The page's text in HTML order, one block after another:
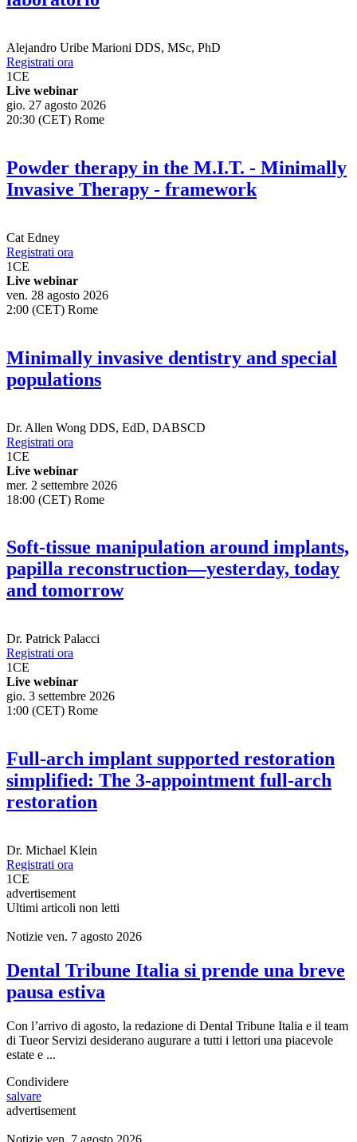
laboratorio
Alejandro Uribe Marioni
Registrati ora
1CE
Live webinar
gio. 27 agosto 2026
Powder therapy in the M.I.T. - Minimally
Invasive Therapy - framework
Cat Edney
Registrati ora
1CE
Live webinar
ven. 28 agosto 2026
Minimally invasive dentistry and special
populations
Dr.Allen Wong
Registrati ora
1CE
Live webinar
mer. 2 settembre 2026
Soft-tissue manipulation around implants,
papilla reconstruction—yesterday, today
and tomorrow
Dr.Patrick Palacci
Registrati ora
1CE
Live webinar
gio. 3 settembre 2026
Full-arch implant supported restoration
simplified: The 3-appointment full-arch
restoration
Dr.Michael Klein
Registrati ora
1CE
advertisement
Dental Tribune Italia si prende una breve
pausa estiva
Con l’arrivo di agosto, la redazione di Dental Tribune Italia e il team
di Tueor Servizi desiderano augurare a tutti i lettori una piacevole
Condividere
salvare